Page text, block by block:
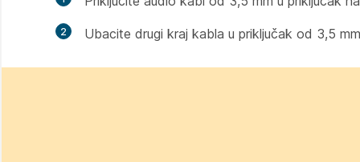
2 Ubacite drugi kraj kabla u priključak od 3,5